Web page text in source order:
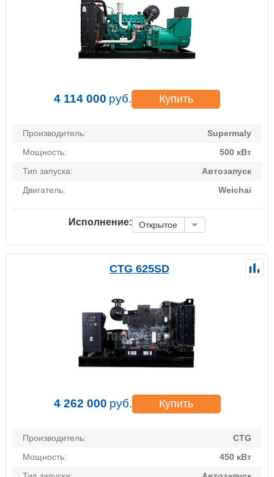
4 114 000 руб. Купить
Производитель:
Supermaly
Мощность:
500 кВт
Тип запуска:
Автозапуск
Двигатель:
Weichai
Исполнение: Открытое
CTG 625SD
4 262 000 руб. Купить
Производитель:
CTG
Мощность:
450 кВт